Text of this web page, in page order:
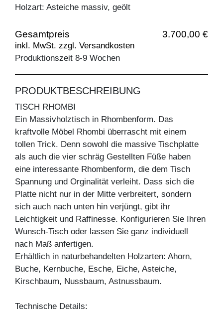
Holzart: Asteiche massiv, geölt
Gesamtpreis 3.700,00 €
inkl. MwSt. zzgl. Versandkosten
Produktionszeit 8-9 Wochen
PRODUKTBESCHREIBUNG
TISCH RHOMBI
Ein Massivholztisch in Rhombenform. Das
kraftvolle Möbel Rhombi überrascht mit einem
tollen Trick. Denn sowohl die massive Tischplatte
als auch die vier schräg Gestellten Füße haben
eine interessante Rhombenform, die dem Tisch
Spannung und Orginalität verleiht. Dass sich die
Platte nicht nur in der Mitte verbreitert, sondern
sich auch nach unten hin verjüngt, gibt ihr
Leichtigkeit und Raffinesse. Konfigurieren Sie Ihren
Wunsch-Tisch oder lassen Sie ganz individuell
nach Maß anfertigen.
Erhältlich in naturbehandelten Holzarten: Ahorn,
Buche, Kernbuche, Esche, Eiche, Asteiche,
Kirschbaum, Nussbaum, Astnussbaum.
Technische Details: